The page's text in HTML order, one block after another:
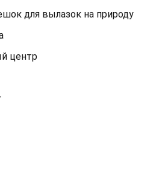
для вылазок на природу
центр